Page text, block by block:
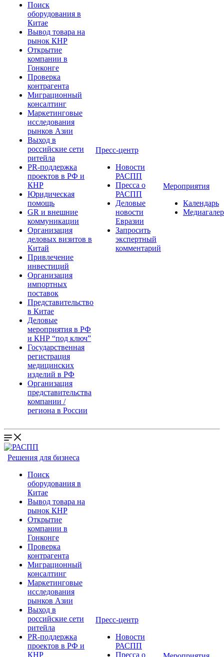
Поиск
оборудования в
Китае
Вывод товара на
рынок КНР
Открытие
компании в
Гонконге
Проверка
контрагента
Миграционный
консалтинг
Маркетинговые
исследования
рынков Азии
Выход в
российские сети
ритейла
PR-поддержка
проектов в РФ и
КНР
Юридическая
помощь
GR и внешние
коммуникации
Организация
деловых визитов в
Китай
Привлечение
инвестиций
Организация
импортных
поставок
Представительство
в Китае
Деловые
мероприятия в РФ
и КНР “под ключ”
Государственная
регистрация
медицинских
изделий в РФ
Организация
представительства
компании /
региона в России
Пресс-центр
Новости
РАСПП
Пресса о
РАСПП
Деловые
новости
Евразии
Запросить
экспертный
комментарий
Мероприятия
Календарь
Решения для бизнеса
Поиск
оборудования в
Китае
Вывод товара на
рынок КНР
Открытие
компании в
Гонконге
Проверка
контрагента
Миграционный
консалтинг
Маркетинговые
исследования
рынков Азии
Выход в
российские сети
ритейла
PR-поддержка
проектов в РФ и
КНР
Пресс-центр
Новости
РАСПП
Пресса о